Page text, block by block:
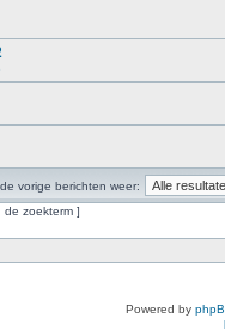
vorige berichten weer:
zoekterm ]
Powered by